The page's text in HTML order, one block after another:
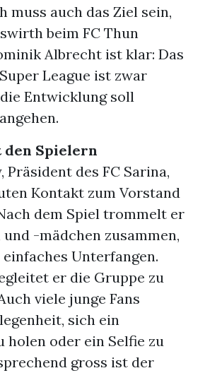
muss auch das Ziel sein,
beim FC Thun
Albrecht ist klar: Das
League ist zwar
Entwicklung soll
den Spielern
Präsident des FC Sarina,
Kontakt zum Vorstand
dem Spiel trommelt er
-mädchen zusammen,
Unterfangen.
er die Gruppe zu
viele junge Fans
sich ein
holen oder ein Selfie zu
gross ist der